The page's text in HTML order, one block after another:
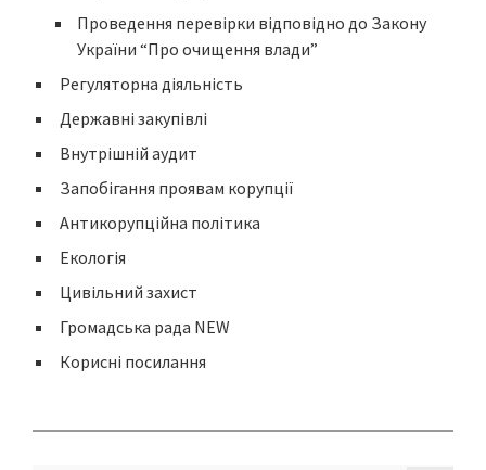
Проведення перевірки відповідно до Закону
України “Про очищення влади”
Регуляторна діяльність
Державні закупівлі
Внутрішній аудит
Запобігання проявам корупції
Антикорупційна політика
Екологія
Цивільний захист
Громадська рада NEW
Корисні посилання